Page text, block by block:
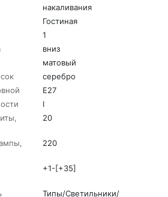
накаливания
Гостиная
1
вниз
матовый
серебро
E27
I
20
220
+1-[+35]
Типы/Светильники/